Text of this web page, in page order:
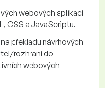
webových aplikací
CSS a JavaScriptu.
překladu návrhových
rozhraní do
webových